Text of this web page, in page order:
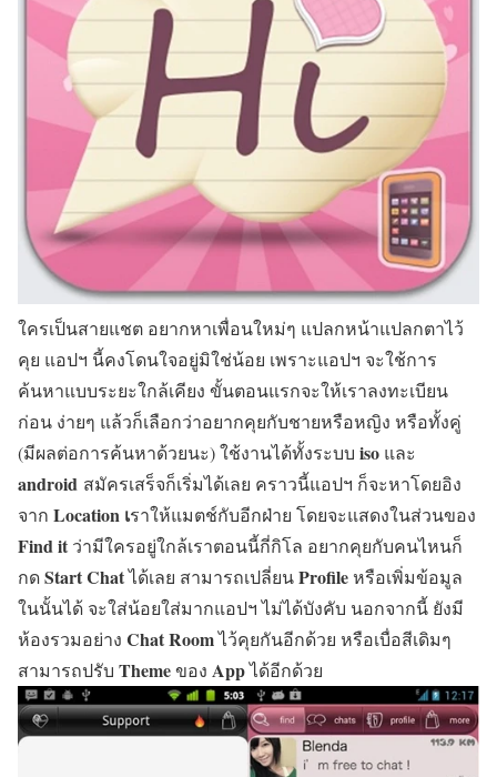
ใครเป็นสายแชต อยากหาเพื่อนใหม่ๆ แปลกหน้าแปลกตาไว้
คุย แอปฯ นี้คงโดนใจอยู่มิใช่น้อย เพราะแอปฯ จะใช้การ
ค้นหาแบบระยะใกล้เคียง ขั้นตอนแรกจะให้เราลงทะเบียน
ก่อน ง่ายๆ แล้วก็เลือกว่าอยากคุยกับชายหรือหญิง หรือทั้งคู่
(มีผลต่อการค้นหาด้วยนะ) ใช้งานได้ทั้งระบบ iso และ
android สมัครเสร็จก็เริ่มได้เลย คราวนี้แอปฯ ก็จะหาโดยอิง
จาก Location เราให้แมตช์กับอีกฝ่าย โดยจะแสดงในส่วนของ
Find it ว่ามีใครอยู่ใกล้เราตอนนี้กี่กิโล อยากคุยกับคนไหนก็
กดStart Chatได้เลย สามารถเปลี่ยนProfileหรือเพิ่มข้อมูล
ในนั้นได้ จะใส่น้อยใส่มากแอปฯ ไม่ได้บังคับ นอกจากนี้ ยังมี
ห้องรวมอย่าง Chat Roomไว้คุยกันอีกด้วย หรือเบื่อสีเดิมๆ
สามารถปรับ Themeของ Appได้อีกด้วย